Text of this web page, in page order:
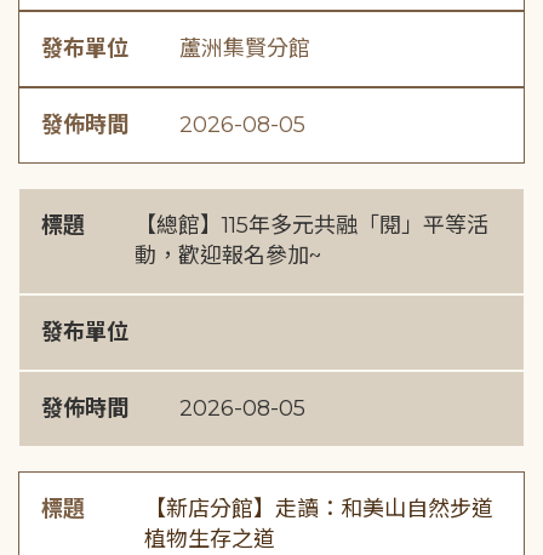
發布單位 蘆洲集賢分館
發佈時間 2026-08-05
標題
【總館】115年多元共融「閱」平等活
動，歡迎報名參加~
發布單位
發佈時間 2026-08-05
標題
【新店分館】走讀：和美山自然步道
植物生存之道